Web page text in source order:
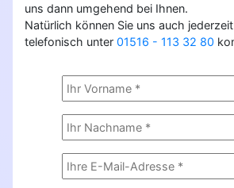
uns dann umgehend bei Ihnen.
Natürlich können Sie uns auch
telefonisch unter 01516 - 113 32 80